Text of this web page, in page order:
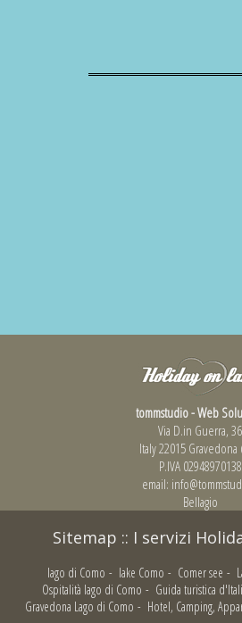
tommstudio - Web
Via D.in Guerra, 36
Italy 22015 Gravedona
P.IVA 02948970138
email:
Bellagio
Sitemap :: I servizi
lago di Como - lake Como - Comer see -
Ospitalità lago di Como - Guida turistica
Gravedona Lago di Como - Hotel, Camping,